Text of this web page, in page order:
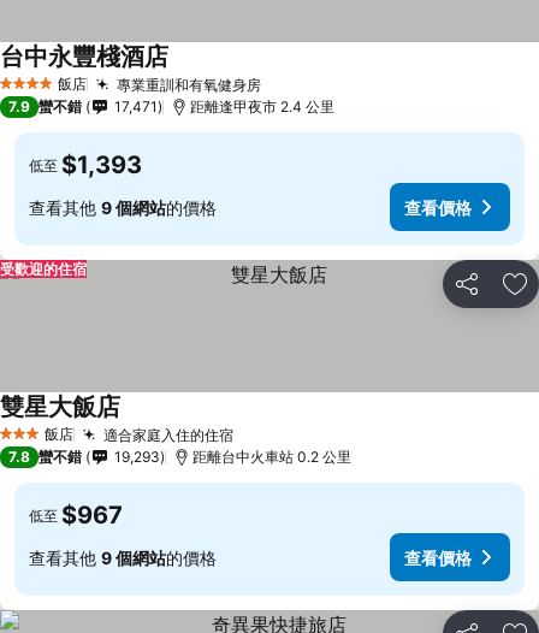
4 星級 飯店 專業重訓和有氧健身房查看價格
台中永豐棧酒店
7.9 蠻不錯 17,471 距離逢甲夜市 2.4 公里
低至 $1,393
查看其他 9 個網站的價格 查看價格
分享 加
受歡迎的住宿
3 星級 飯店 適合家庭入住的住宿查看價格
雙星大飯店
7.8 蠻不錯 19,293 距離台中火車站 0.2 公里
低至 $967
查看其他 9 個網站的價格 查看價格